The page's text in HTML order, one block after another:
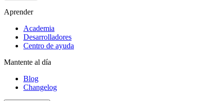
Aprender
Academia
Desarrolladores
Centro de ayuda
Mantente al día
Blog
Changelog